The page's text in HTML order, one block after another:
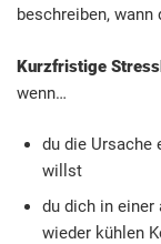
beschreiben,
Kurzfristige
wenn…
du die Ursache
willst
du dich in
wieder kühlen